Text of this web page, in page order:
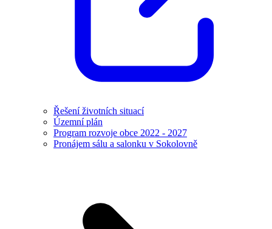
Řešení životních situací
Územní plán
Program rozvoje obce 2022 - 2027
Pronájem sálu a salonku v Sokolovně